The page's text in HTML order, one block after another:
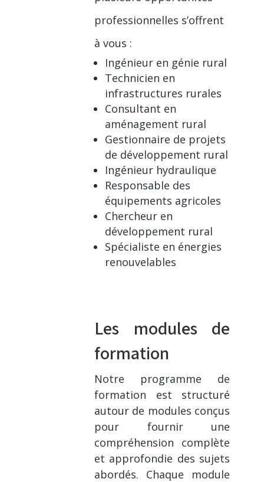
professionnelles s’offrent
à vous :
Ingénieur en génie rural
Technicien en
infrastructures rurales
Consultant en
aménagement rural
Gestionnaire de projets
de développement rural
Ingénieur hydraulique
Responsable des
équipements agricoles
Chercheur en
développement rural
Spécialiste en énergies
renouvelables
Les modules de
formation
Notre programme de
formation est structuré
autour de modules conçus
pour fournir une
compréhension complète
et approfondie des sujets
abordés. Chaque module